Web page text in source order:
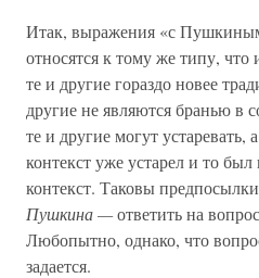
Итак, выражения «с
относятся к тому же типу,
те и другие гораздо новее
другие не являются бранью в
те и другие могут устаревать,
контекст уже устарел и то
контекст. Таковы
Пушкина —ответить на
Любопытно, однако, что
задается.